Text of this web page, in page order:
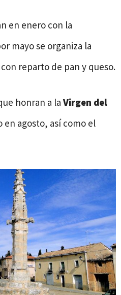
en enero con la
mayo se organiza la
con reparto de pan y queso.
honran a la Virgen del
en agosto, así como el